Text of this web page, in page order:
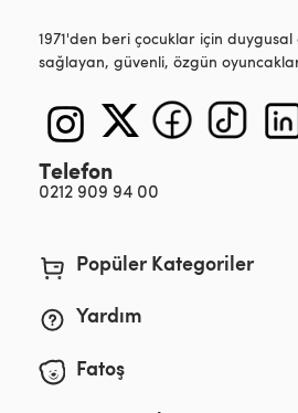
1971'den beri çocuklar için duygusal
sağlayan, güvenli, özgün
Telefon
0212 909 94 00
Popüler Kategoriler
Yardım
Fatoş